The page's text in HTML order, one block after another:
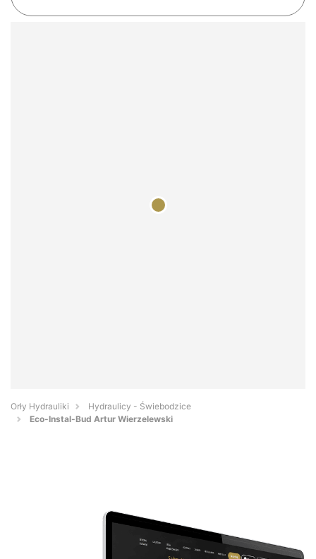
Orły Hydrauliki
Hydraulicy - Świebodzice
Eco-Instal-Bud Artur Wierzelewski